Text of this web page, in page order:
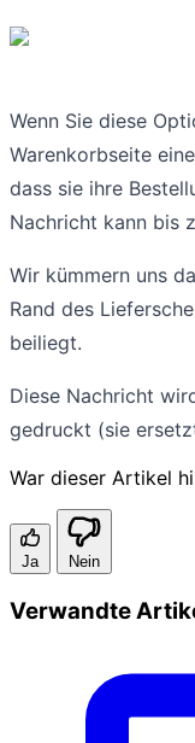
Wenn Sie diese
Warenkorbseite
dass sie ihre
Nachricht kann bis
Wir kümmern uns
Rand des
beiliegt.
Diese Nachricht
gedruckt (sie
War dieser Artikel
Ja Nein
Verwandte